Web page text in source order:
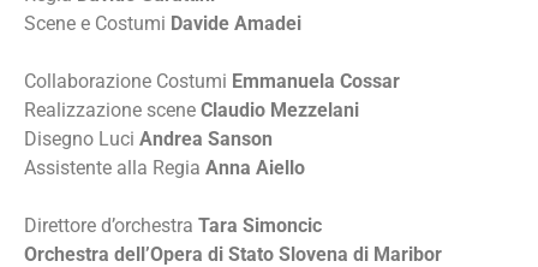
Scene e Costumi Davide Amadei
Collaborazione Costumi Emmanuela Cossar
Realizzazione scene Claudio Mezzelani
Disegno Luci Andrea Sanson
Assistente alla Regia Anna Aiello
Direttore d’orchestra Tara Simoncic
Orchestra dell’Opera di Stato Slovena di Maribor